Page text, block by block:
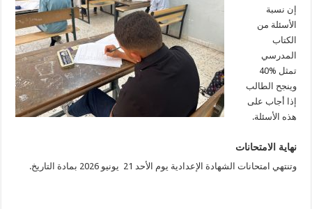
إن نسبة
الأسئلة من
الكتاب
المدرسي
تمثل 40‎%‎
وينجح الطالب
إذا أجاب على
هذه الأسئلة.
نهاية الامتحانات
وتنتهي امتحانات الشهادة الإعدادية يوم الأحد 21 يونيو 2026 بمادة التاريخ.